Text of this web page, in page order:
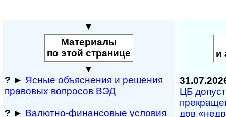
▼
Материалы
по этой странице
▼
? ► Ясные объяснения и решения
правовых вопросов ВЭД
? ► Валютно-финансовые условия
и
ЦБ
дов